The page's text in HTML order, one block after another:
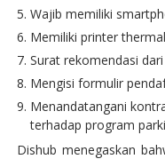
Wajib memiliki
Memiliki printer
Surat rekomendasi
Mengisi formulir
Menandatangani
terhadap program
Dishub menegaskan